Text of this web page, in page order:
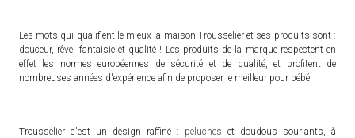
Les mots qui qualifient le mieux la maison Trousselier et ses produits sont :
douceur, rêve, fantaisie et qualité ! Les produits de la marque respectent en
effet les normes européennes de sécurité et de qualité, et profitent de
nombreuses années d'expérience afin de proposer le meilleur pour bébé.
Trousselier c'est un design raffiné : peluches et doudous souriants, à